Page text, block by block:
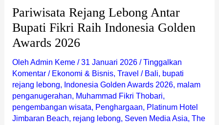
Pariwisata Rejang Lebong Antar
Bupati Fikri Raih Indonesia Golden
Awards 2026
Oleh Admin Keme /31 Januari 2026 /Tinggalkan
Komentar / Ekonomi & Bisnis, Travel / Bali, bupati
rejang lebong, Indonesia Golden Awards 2026, malam
penganugerahan, Muhammad Fikri Thobari,
pengembangan wisata, Penghargaan, Platinum Hotel
Jimbaran Beach, rejang lebong, Seven Media Asia, The
2026